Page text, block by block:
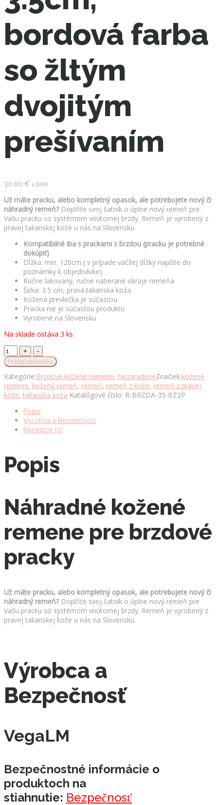
bordová farba
so žltým
dvojitým
prešívaním
30.00 € s DPH
Už máte pracku, alebo kompletný opasok, ale potrebujete nový či
náhradný remeň?Doplňte svoj šatník o úplne nový remeň pre
Vašu pracku so systémom vnútornej brzdy. Remeň je vyrobený z
pravej talianskej kože u nás na Slovensku.
Kompatibilné iba s prackami s brzdou (pracku je potrebné
dokúpiť)
Dĺžka: min. 120cm ( v prípade väčšej dĺžky napíšte do
poznámky k objednávke)
Ručne lakovaný, ručne natierané okraje remeňa
Šírka: 3.5 cm, pravá talianska koža
Kožená prevlečka je súčasťou
Pracka nie je súčasťou produktu
Vyrobené na Slovensku
Na sklade ostáva 3 ks
Kožený
remeň
pre
opasky
s
prackou
brzdu,
šírka
3.5cm,
so
žltým
množstvo
Pridať do košíka
Kategórie:Brzdové kožené remene, NezaradenéZnačiek:kožené
remene, kožený remeň, remeň, remeň z kože, remeň z pravej
kože, talianska koža Katalógové číslo: R-BRZDA-35-BZ2P
Popis
Výrobca a Bezpečnosť
Recenzie (0)
Popis
Náhradné kožené
remene pre brzdové
pracky
Už máte pracku, alebo kompletný opasok, ale potrebujete nový či
náhradný remeň?Doplňte svoj šatník o úplne nový remeň pre
Vašu pracku so systémom vnútornej brzdy. Remeň je vyrobený z
pravej talianskej kože u nás na Slovensku.
Výrobca a
Bezpečnosť
VegaLM
Bezpečnostné informácie o
produktoch na
stiahnutie: Bezpečnosť